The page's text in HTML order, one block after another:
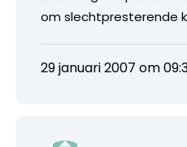
om slechtpresterende
29 januari 2007 om